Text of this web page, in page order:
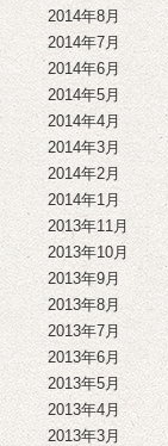
2014年8月
2014年7月
2014年6月
2014年5月
2014年4月
2014年3月
2014年2月
2014年1月
2013年11月
2013年10月
2013年9月
2013年8月
2013年7月
2013年6月
2013年5月
2013年4月
2013年3月